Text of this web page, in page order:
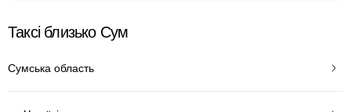
Таксі близько Сум
Сумська область